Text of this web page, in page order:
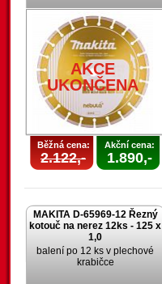
AKCE
UKONČENA
Běžná cena:
2.122,-
Akční cena:
1.890,-
MAKITA D-65969-12 Řezný
kotouč na nerez 12ks - 125 x
1,0
balení po 12 ks v plechové
krabičce